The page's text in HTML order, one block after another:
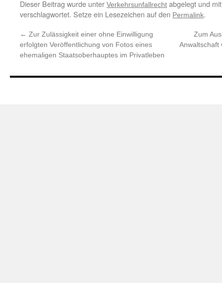
Dieser Beitrag wurde unter Verkehrsunfallrecht abgelegt und
verschlagwortet. Setze ein Lesezeichen auf den Permalink.
← Zur Zulässigkeit einer ohne Einwilligung
erfolgten Veröffentlichung von Fotos eines
ehemaligen Staatsoberhauptes im Privatleben
Zum
Anwaltschaft